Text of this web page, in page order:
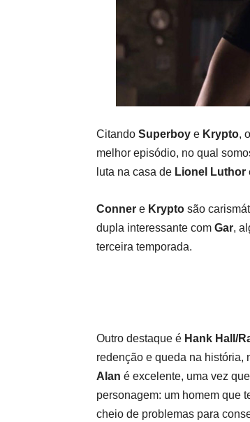
Citando Superboy e Krypto,
melhor episódio, no qual
luta na casa de Lionel Luthor
Conner e Krypto são
dupla interessante com Gar,
terceira temporada.
Outro destaque é Hank Hall/
redenção e queda na história,
Alan é excelente, uma vez
personagem: um homem que
cheio de problemas para